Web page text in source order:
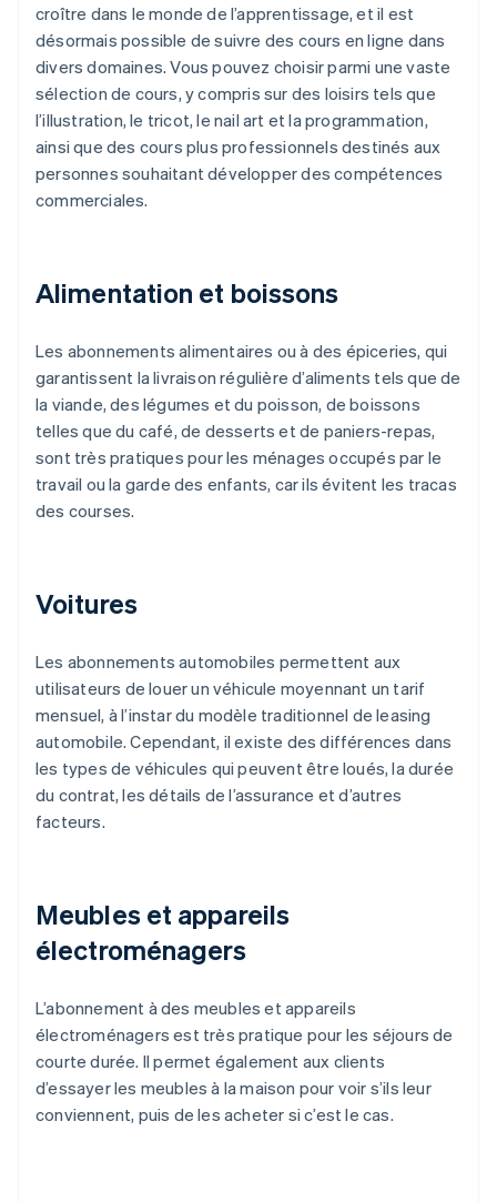
croître dans le monde de l’apprentissage, et il est
désormais possible de suivre des cours en ligne dans
divers domaines. Vous pouvez choisir parmi une vaste
sélection de cours, y compris sur des loisirs tels que
l’illustration, le tricot, le nail art et la programmation,
ainsi que des cours plus professionnels destinés aux
personnes souhaitant développer des compétences
commerciales.
Alimentation et boissons
Les abonnements alimentaires ou à des épiceries, qui
garantissent la livraison régulière d’aliments tels que de
la viande, des légumes et du poisson, de boissons
telles que du café, de desserts et de paniers-repas,
sont très pratiques pour les ménages occupés par le
travail ou la garde des enfants, car ils évitent les tracas
des courses.
Voitures
Les abonnements automobiles permettent aux
utilisateurs de louer un véhicule moyennant un tarif
mensuel, à l’instar du modèle traditionnel de leasing
automobile. Cependant, il existe des différences dans
les types de véhicules qui peuvent être loués, la durée
du contrat, les détails de l’assurance et d’autres
facteurs.
Meubles et appareils
électroménagers
L’abonnement à des meubles et appareils
électroménagers est très pratique pour les séjours de
courte durée. Il permet également aux clients
d’essayer les meubles à la maison pour voir s’ils leur
conviennent, puis de les acheter si c’est le cas.